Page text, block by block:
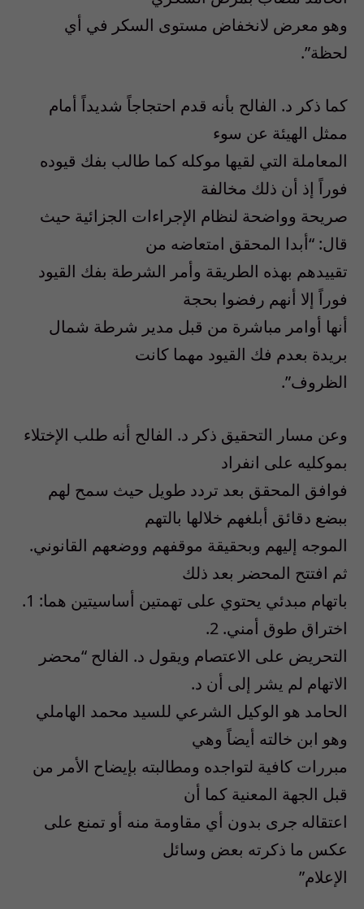
وهو معرض لانخفاض مستوى السكر في أي
لحظة”.
كما ذكر د. الفالح بأنه قدم احتجاجاً شديداً أمام
ممثل الهيئة عن سوء
المعاملة التي لقيها موكله كما طالب بفك قيوده
فوراً إذ أن ذلك مخالفة
صريحة وواضحة لنظام الإجراءات الجزائية حيث
قال: “أبدا المحقق امتعاضه من
تقييدهم بهذه الطريقة وأمر الشرطة بفك القيود
فوراً إلا أنهم رفضوا بحجة
أنها أوامر مباشرة من قبل مدير شرطة شمال
بريدة بعدم فك القيود مهما كانت
الظروف”.
وعن مسار التحقيق ذكر د. الفالح أنه طلب الإختلاء
بموكليه على انفراد
فوافق المحقق بعد تردد طويل حيث سمح لهم
ببضع دقائق أبلغهم خلالها بالتهم
الموجه إليهم وبحقيقة موقفهم ووضعهم القانوني.
ثم افتتح المحضر بعد ذلك
باتهام مبدئي يحتوي على تهمتين أساسيتين هما: 1.
اختراق طوق أمني. 2.
التحريض على الاعتصام ويقول د. الفالح “محضر
الاتهام لم يشر إلى أن د.
الحامد هو الوكيل الشرعي للسيد محمد الهاملي
وهو ابن خالته أيضاً وهي
مبررات كافية لتواجده ومطالبته بإيضاح الأمر من
قبل الجهة المعنية كما أن
اعتقاله جرى بدون أي مقاومة منه أو تمنع على
عكس ما ذكرته بعض وسائل
الإعلام”